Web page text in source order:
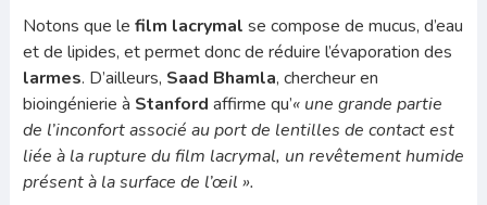
Notons que le film lacrymal se compose de mucus, d’eau
et de lipides, et permet donc de réduire l’évaporation des
larmes. D’ailleurs, Saad Bhamla, chercheur en
bioingénierie à Stanford affirme qu’« une grande partie
de l’inconfort associé au port de lentilles de contact est
liée à la rupture du film lacrymal, un revêtement humide
présent à la surface de l’œil ».